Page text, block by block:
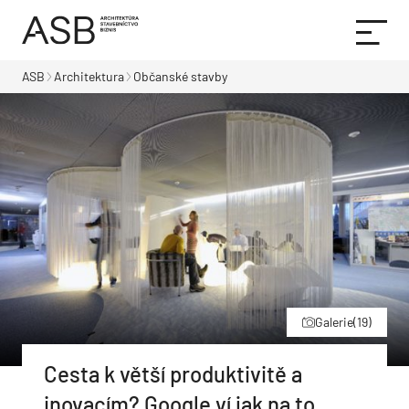
ASB Architektura Občanské stavby
Galerie(19)
Cesta k větší produktivitě a
inovacím? Google ví jak na to.